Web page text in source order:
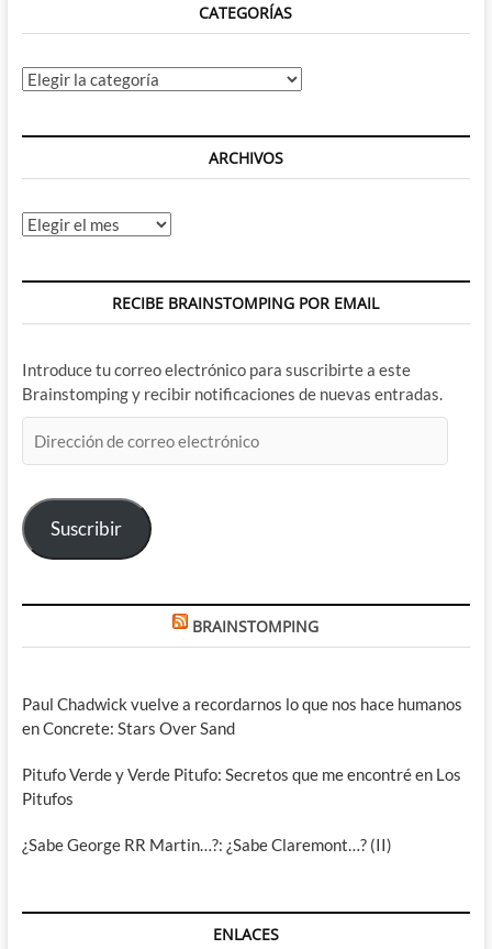
CATEGORÍAS
Categorías
ARCHIVOS
Archivos
RECIBE BRAINSTOMPING POR EMAIL
Introduce tu correo electrónico para suscribirte a este
Brainstomping y recibir notificaciones de nuevas entradas.
de
electrónico
Suscribir
BRAINSTOMPING
Paul Chadwick vuelve a recordarnos lo que nos hace humanos
en Concrete: Stars Over Sand
Pitufo Verde y Verde Pitufo: Secretos que me encontré en Los
Pitufos
¿Sabe George RR Martin…?: ¿Sabe Claremont…? (II)
ENLACES